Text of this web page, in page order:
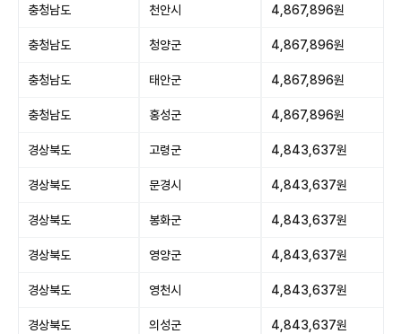
충청남도 천안시 4,867,896원
충청남도 청양군 4,867,896원
충청남도 태안군 4,867,896원
충청남도 홍성군 4,867,896원
경상북도 고령군 4,843,637원
경상북도 문경시 4,843,637원
경상북도 봉화군 4,843,637원
경상북도 영양군 4,843,637원
경상북도 영천시 4,843,637원
경상북도 의성군 4,843,637원